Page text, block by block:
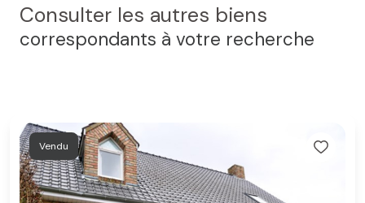
Consulter les autres biens
correspondants à votre recherche
Vendu